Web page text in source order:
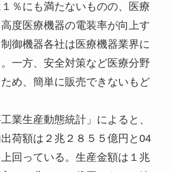
％にも満たないものの、医療
度医療機器の電装率が向上す
御機器各社は医療機器業界に
一方、安全対策など医療分野
め、簡単に販売できないもど
業生産動態統計」によると、
荷額は２兆２８５５億円と04
回っている。生産金額は１兆